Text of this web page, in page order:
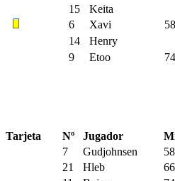
15
Keita
6 Xavi
14
Henry
9 Etoo
Tarjeta Nº Jugador
7 Gudjohnsen
21 Hleb